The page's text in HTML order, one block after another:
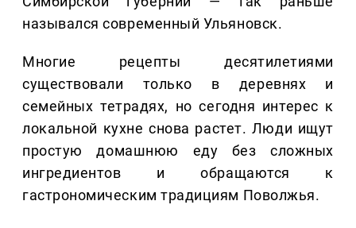
назывался современный Ульяновск.
Многие рецепты десятилетиями
существовали только в деревнях и
семейных тетрадях, но сегодня интерес к
локальной кухне снова растет. Люди ищут
простую домашнюю еду без сложных
ингредиентов и обращаются к
гастрономическим традициям Поволжья.